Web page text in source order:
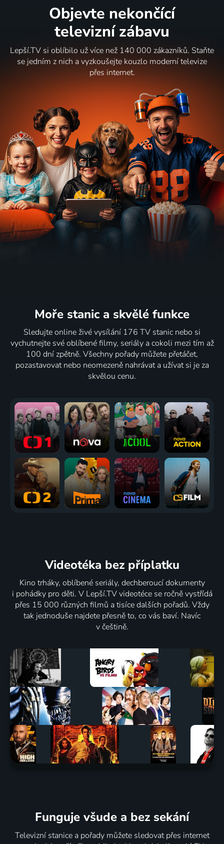
Objevte nekončící
televizní zábavu
Lepší.TV si oblíbilo už více než 140 000 zákazníků. Staňte
se jedním z nich a vyzkoušejte kouzlo moderní televize
přes internet.
Moře stanic a skvělé funkce
Sledujte online živé vysílání 176 TV stanic nebo si
vychutnejte své oblíbené filmy, seriály a cokoli mezi tím až
100 dní zpětně. Všechny pořady můžete přetáčet,
pozastavovat nebo neomezeně nahrávat a užívat si je za
skvělou cenu.
Videotéka bez příplatku
Kino trháky, oblíbené seriály, dechberoucí dokumenty
i pohádky pro děti. V Lepší.TV videotéce se ročně vystřídá
přes 15 000 různých filmů a tisíce dalších pořadů. Vždy
tak jednoduše najdete přesně to, co vás baví. Navíc
v češtině.
Funguje všude a bez sekání
Televizní stanice a pořady můžete sledovat přes internet